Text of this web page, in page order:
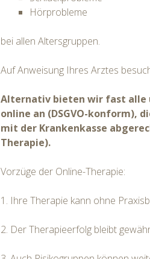
Hörprobleme
bei allen Altersgruppen.
Auf Anweisung Ihres Arztes
Alternativ bieten wir fast alle
online an (DSGVO-konform),
mit der Krankenkasse
Therapie).
Vorzüge der Online-Therapie:
1. Ihre Therapie kann ohne
2. Der Therapieerfolg bleibt